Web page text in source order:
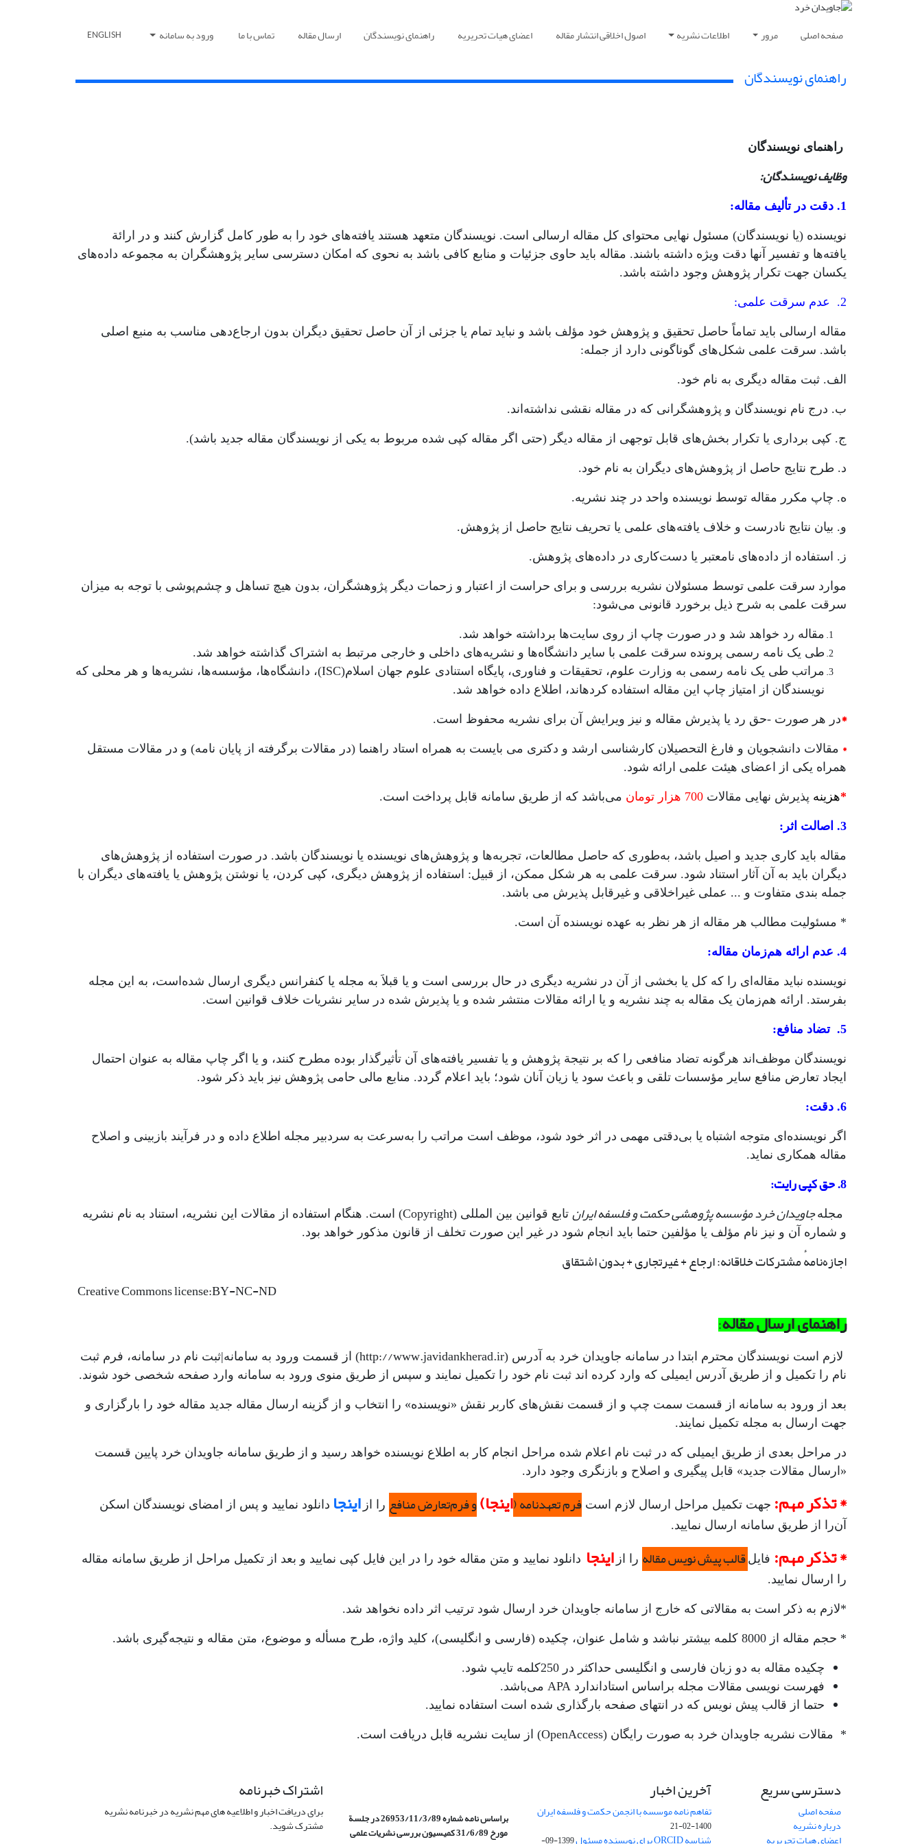
صفحه اصلی مرور اطلاعات نشریه اصول اخلاقی انتشار مقاله اعضای هیات تحریریه راهنمای نویسندگان ارسال مقاله تماس با ما ورود به سامانه ENGLISH
راهنمای نویسندگان
راهنمای نویسندگان
وظایف نویسندگان:
1. دقت در تألیف مقاله:
نویسنده (یا نویسندگان) مسئول نهایی محتوای کل مقاله ارسالی است. نویسندگان متعهد هستند یافته‌های خود را به طور کامل گزارش کنند و در ارائة
یافته‌ها و تفسیر آنها دقت ویژه داشته باشند. مقاله باید حاوی جزئیات و منابع کافی باشد به نحوی که امکان دسترسی سایر پژوهشگران به مجموعه داده‌های
یکسان جهت تکرار پژوهش وجود داشته باشد.
2. عدم سرقت علمی:
مقاله ارسالی باید تماماً حاصل تحقیق و پژوهش خود مؤلف باشد و نباید تمام یا جزئی از آن حاصل تحقیق دیگران بدون ارجاع‌دهی مناسب به منبع اصلی
باشد. سرقت علمی شکل­‌های گوناگونی دارد از جمله:
الف. ثبت مقاله دیگری به نام خود.
ب. درج نام نویسندگان و پژوهشگرانی که در مقاله نقشی نداشته‌اند.
ج. کپی­ برداری یا تکرار بخش‌های قابل ­توجهی از مقاله دیگر (حتی اگر مقاله کپی شده مربوط به یکی از نویسندگان مقاله جدید باشد).
د. طرح نتایج حاصل از پژوهش­‌های دیگران به نام خود.
ه. چاپ مکرر مقاله توسط نویسنده واحد در چند نشریه.
و. بیان نتایج نادرست و خلاف یافته‌‎های علمی یا تحریف نتایج حاصل از پژوهش.
ز. استفاده از داده‌های نامعتبر یا دست‌کاری در داده‌های پژوهش.
موارد سرقت علمی توسط مسئولان نشریه بررسی و برای حراست از اعتبار و زحمات دیگر پژوهشگران، بدون هیچ تساهل و چشم‌‎پوشی با توجه به میزان
سرقت علمی به شرح ذیل برخورد قانونی می‌شود:
مقاله رد خواهد شد و در صورت چاپ از روی سایت‌ها برداشته خواهد شد.
طی یک نامه رسمی پرونده سرقت علمی با سایر دانشگاه‌ها و نشریه‌های داخلی و خارجی مرتبط به اشتراک گذاشته خواهد شد.
مراتب طی یک نامه رسمی به وزارت علوم، تحقیقات و فناوری، پایگاه استنادی علوم جهان اسلام(ISC)، دانشگاه‌ها، مؤسسه‌‎ها، نشریه‌‎ها و هر محلی که
نویسندگان از امتیاز چاپ این مقاله استفاده کرده‎اند، اطلاع داده خواهد شد.
*در هر صورت -حق رد یا پذیرش مقاله‌ و نیز ویرایش آن برای نشریه محفوظ است.
* مقالات دانشجویان و فارغ التحصیلان کارشناسی ارشد و دکتری می بایست به همراه استاد راهنما (در مقالات برگرفته از پایان نامه) و در مقالات مستقل
همراه یکی از اعضای هیئت علمی ارائه شود.
*هزینه پذیرش نهایی مقالات می‌باشد که از طریق سامانه قابل پرداخت است.
3. اصالت اثر:
مقاله باید کاری جدید و اصیل باشد، به‌طوری که حاصل مطالعات، تجربه‌ها و پژوهش‌های نویسنده یا نویسندگان باشد. در صورت استفاده از پژوهش‌های
دیگران باید به آن آثار استناد شود. سرقت علمی به هر شکل ممکن، از قبیل: استفاده از پژوهش دیگری، کپی کردن، یا نوشتن پژوهش یا یافته‌های دیگران با
جمله بندی متفاوت و ... عملی غیراخلاقی و غیرقابل پذیرش می باشد.
* مسئولیت مطالب هر مقاله از هر نظر به عهده نویسنده آن است.
4. عدم ارائه هم‌زمان مقاله:
نویسنده نباید مقاله‌ای را که کل یا بخشی از آن در نشریه دیگری در حال بررسی است و یا قبلاَ به مجله یا کنفرانس دیگری ارسال شده‌است، به این مجله
بفرستد. ارائه هم‌زمان یک مقاله به چند نشریه و یا ارائه مقالات منتشر شده و یا پذیرش شده در سایر نشریات خلاف قوانین است.
5. تضاد منافع:
نویسندگان موظف‌اند هرگونه تضاد منافعی را که بر نتیجة پژوهش و یا تفسیر یافته‌های آن تأثیرگذار بوده مطرح کنند، و یا اگر چاپ مقاله به عنوان احتمال
ایجاد تعارض منافع سایر مؤسسات تلقی و باعث سود یا زیان آنان شود؛ باید اعلام گردد. منابع مالی حامی پژوهش نیز باید ذکر شود.
6. دقت:
اگر نویسنده‌ای متوجه اشتباه یا بی‌دقتی مهمی در اثر خود شود، موظف است مراتب را به‌سرعت به سردبیر مجله اطلاع داده و در فرآیند بازبینی و اصلاح
مقاله همکاری نماید.
8. حق کپی رایت:
مجلهجاویدان خرد مؤسسه پژوهشی حکمت و فلسفه ایران
تابع قوانین بین المللی (Copyright) است. هنگام استفاده از مقالات این نشریه، استناد به نام نشریه
و شماره آن و نیز نام مؤلف یا مؤلفین حتما باید انجام شود در غیر این صورت تخلف از قانون مذکور خواهد بود.
اجازه‌نامهٔ مشترکات خلاقانه: ارجاع + غیرتجاری + بدون اشتقاق
Creative Commons license:‎BY-NC-ND
راهنمای ارسال مقاله:
لازم است نویسندگان محترم ابتدا در سامانه جاویدان خرد به آدرس (http://www.javidankherad.ir) از قسمت ورود به سامانه|ثبت نام در سامانه، فرم ثبت
نام را تکمیل و از طریق آدرس ایمیلی که وارد کرده اند ثبت نام خود را تکمیل نمایند و سپس از طریق منوی ورود به سامانه وارد صفحه شخصی خود شوند.
بعد از ورود به سامانه از قسمت سمت چپ و از قسمت نقش‌های کاربر نقش «نویسنده» را انتخاب و از گزینه ارسال مقاله جدید مقاله خود را بارگزاری و
جهت ارسال به مجله تکمیل نمایند.
در مراحل بعدی از طریق ایمیلی که در ثبت نام اعلام شده مراحل انجام کار به اطلاع نویسنده خواهد رسید و از طریق سامانه جاویدان خرد پایین قسمت
«ارسال مقالات جدید» قابل پیگیری و اصلاح و بازنگری وجود دارد.
* تذکر مهم: جهت تکمیل مراحل ارسال لازم است فرم تعهدنامه (اینجا)و فرم‌تعارض منافع را از اینجا دانلود نمایید و پس از امضای نویسندگان اسکن
آن‌را از طریق سامانه ارسال نمایید.
* تذکر مهم: فایل قالب پیش نویس مقاله را از اینجا دانلود نمایید و متن مقاله خود را در این فایل کپی نمایید و بعد از تکمیل مراحل از طریق سامانه مقاله
را ارسال نمایید.
*لازم به ذکر است به مقالاتی که خارج از سامانه جاویدان خرد ارسال شود ترتیب اثر داده نخواهد شد.
* حجم مقاله از 8000 کلمه بیشتر نباشد و شامل عنوان، چکیده (فارسی و انگلیسی)، کلید واژه‌، طرح مسأله و موضوع، متن مقاله و نتیجه‌گیری باشد.
چکیده مقاله به دو زبان فارسی و انگلیسی حداکثر در 250کلمه تایپ شود.
فهرست نویسی مقالات مجله براساس استاداندارد APA می‌باشد.
حتما از قالب پیش نویس که در انتهای صفحه بارگذاری شده است استفاده نمایید.
* مقالات نشریه جاویدان خرد به صورت رایگان (OpenAccess) از سایت نشریه قابل دریافت است.
دسترسی سریع
صفحه اصلی
درباره نشریه
آخرین اخبار
تفاهم نامه موسسه با انجمن حکمت و فلسفه ایران
1400-02-21
براساس نامه شماره 26953/11/3/89 در جلسة
مورخ 31/6/89 کمیسیون
بررسی نشریات علمی
اشتراک خبرنامه
برای دریافت اخبار و اطلاعیه های مهم نشریه در خبرنامه نشریه
مشترک شوید.